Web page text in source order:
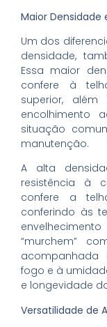
Maior Densidade
Um dos
densidade,
Essa maior
confere à
superior,
encolhimento
situação
manutenção.
A alta
resistência à
confere a
conferindo às
“murchem”
acompanhada
fogo e à
e longevidade
Versatilidade de